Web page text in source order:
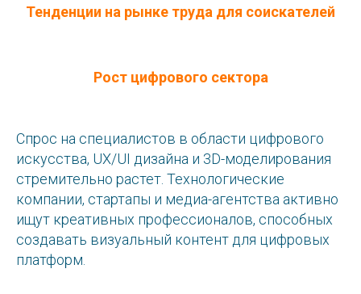
Тенденции на рынке труда для соискателей
Рост цифрового сектора
Спрос на специалистов в области цифрового
искусства, UX/UI дизайна и 3D-моделирования
стремительно растет. Технологические
компании, стартапы и медиа-агентства активно
ищут креативных профессионалов, способных
создавать визуальный контент для цифровых
платформ.